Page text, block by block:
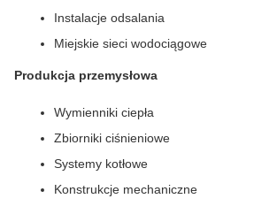
Instalacje odsalania
Miejskie sieci wodociągowe
Produkcja przemysłowa
Wymienniki ciepła
Zbiorniki ciśnieniowe
Systemy kotłowe
Konstrukcje mechaniczne